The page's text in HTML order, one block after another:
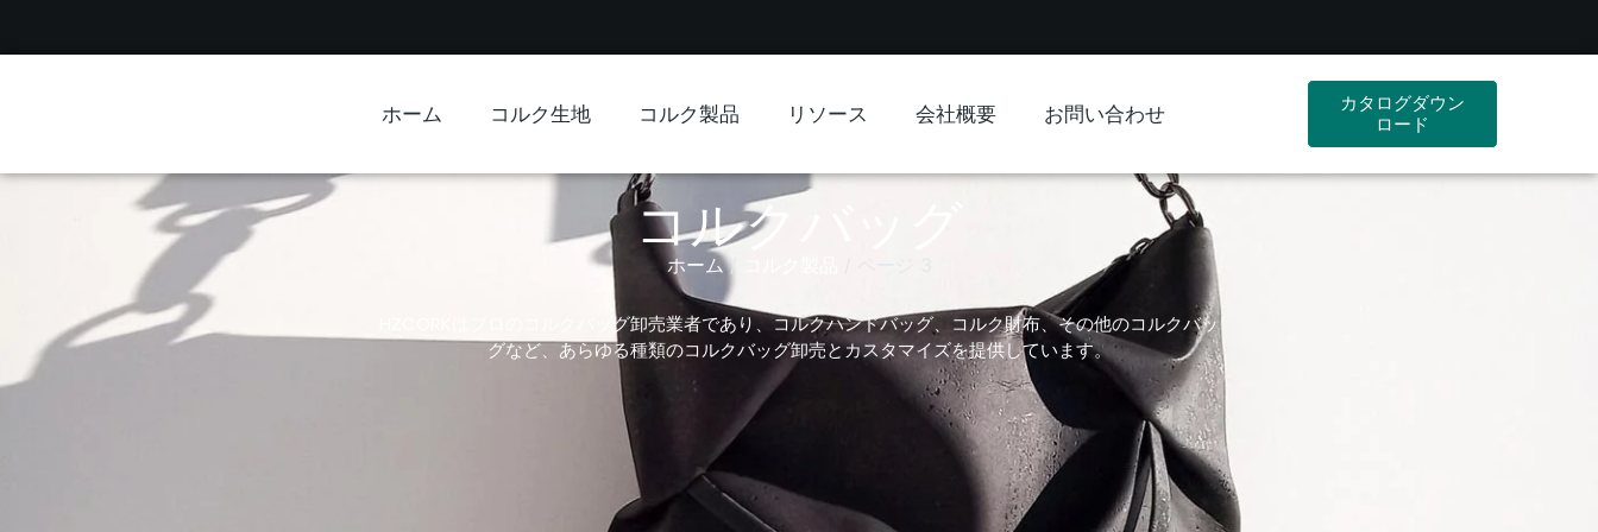
ホーム コルク生地 コルク製品 リソース 会社概要 お問い合わせ
カタログダウン
ロード
コルクバッグ
ホーム/
HZCORKはプロのコルクバッグ卸売業者であり、コルクハンドバッグ、コルク財布、その他のコルクバッ
グなど、あらゆる種類のコルクバッグ卸売とカスタマイズを提供しています。